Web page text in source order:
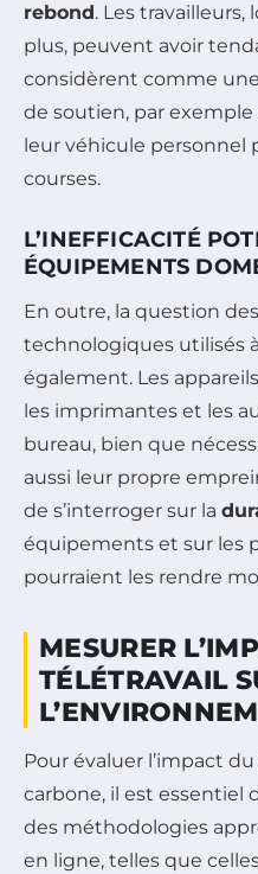
rebond . Les travailleurs,
plus, peuvent avoir
considèrent comme
de soutien, par
leur véhicule personnel
courses.
L’INEFFICACITÉ
ÉQUIPEMENTS
En outre, la question
technologiques utilisés
également. Les
les imprimantes et les
bureau, bien que
aussi leur propre
de s’interroger sur la
équipements et sur les
pourraient les rendre
MESURER
TÉLÉTRAVAIL
Pour évaluer l’impact du
carbone, il est essentiel
des méthodologies
en ligne, telles que